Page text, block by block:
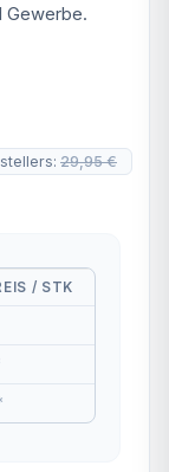
Gewerbe.
: 29,95 €
/ STK